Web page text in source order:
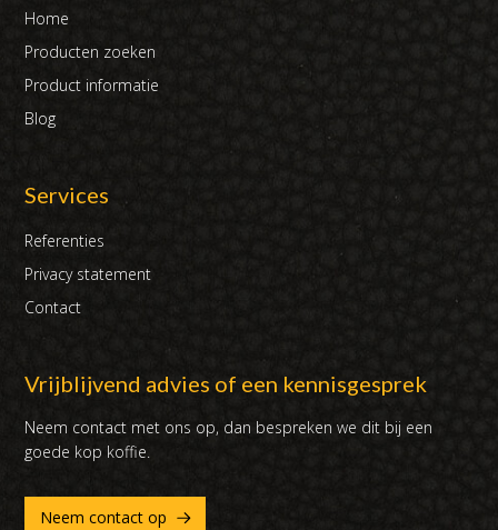
Home
Producten zoeken
Product informatie
Blog
Services
Referenties
Privacy statement
Contact
Vrijblijvend advies of een kennisgesprek
Neem contact met ons op, dan bespreken we dit bij een
goede kop koffie.
Neem contact op